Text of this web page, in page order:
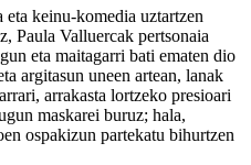
keinu-komedia uztartzen
Paula Valluercak pertsonaia
eta maitagarri bati ematen dio
argitasun uneen artean, lanak
arrakasta lortzeko presioari
maskarei buruz; hala,
ospakizun partekatu bihurtzen